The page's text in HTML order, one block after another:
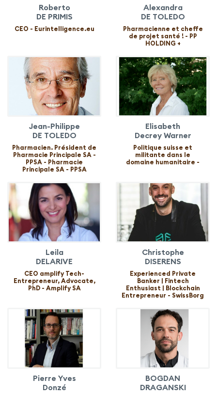
Roberto
DE PRIMIS
CEO - Eurintelligence.eu
Alexandra
DE TOLEDO
Pharmacienne et cheffe
de projet santé ! - PP
HOLDING +
Jean-Philippe
DE TOLEDO
Pharmacien. Président de
Pharmacie Principale SA -
PPSA - Pharmacie
Principale SA - PPSA
Elisabeth
Decrey Warner
Politique suisse et
militante dans le
domaine humanitaire -
Leila
DELARIVE
CEO amplify Tech-
Entrepreneur, Advocate,
PhD - Amplify SA
Christophe
DISERENS
Experienced Private
Banker | Fintech
Enthusiast | Blockchain
Entrepreneur - SwissBorg
Pierre Yves
Donzé
BOGDAN
DRAGANSKI